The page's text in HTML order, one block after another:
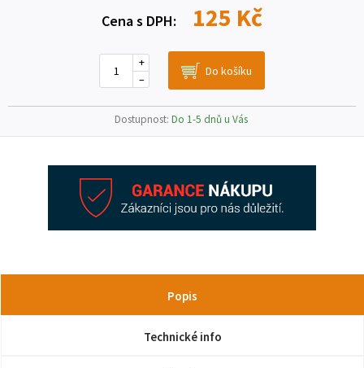
Cena s DPH: 125 Kč
–
+
Dostupnost: Do 1-5 dnů u Vás
Popis
Technické info